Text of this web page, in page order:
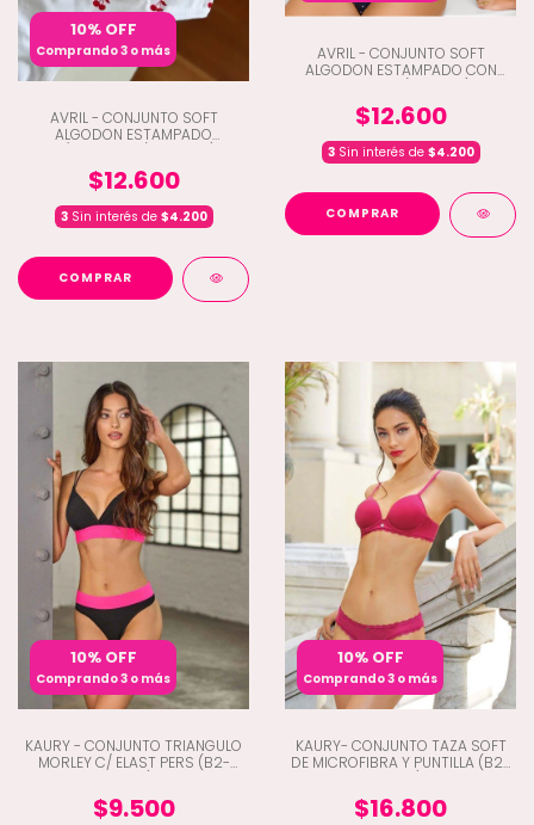
10% OFF
Comprando 3 o más
AVRIL - CONJUNTO SOFT
ALGODON ESTAMPADO
$12.600
3Sin interés de $4.200
COMPRAR
AVRIL - CONJUNTO SOFT
ALGODON ESTAMPADO CON
$12.600
3Sin interés de $4.200
COMPRAR
10% OFF
Comprando 3 o más
KAURY - CONJUNTO TRIANGULO
MORLEY C/ ELAST PERS (B2-
$9.500
10% OFF
Comprando 3 o más
KAURY- CONJUNTO TAZA SOFT
DE MICROFIBRA Y PUNTILLA (B2-
$16.800